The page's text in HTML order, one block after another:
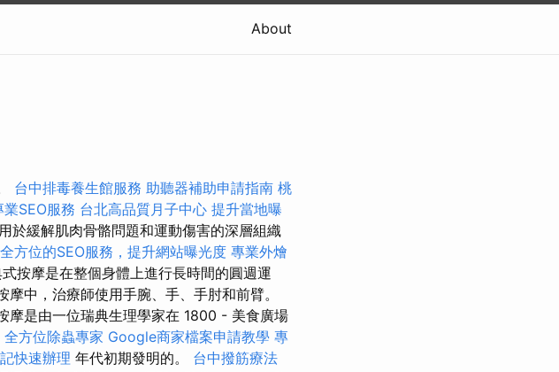
About
台中排毒養生館服務 助聽器補助申請指南 桃
業SEO服務 台北高品質月子中心 提升當地曝
於緩解肌肉骨骼問題和運動傷害的深層組織
全方位的SEO服務，提升網站曝光度 專業外燴
按摩是在整個身體上進行長時間的圓週運
中，治療師使用手腕、手、手肘和前臂。
摩是由一位瑞典生理學家在 1800 - 美食廣場
全方位除蟲專家 Google商家檔案申請教學 專
快速辦理 年代初期發明的。 台中撥筋療法